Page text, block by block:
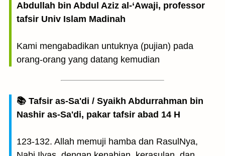
Abdullah bin Abdul Aziz al-‘Awaji, professor
tafsir Univ Islam Madinah
Kami mengabadikan untuknya (pujian) pada
orang-orang yang datang kemudian
📚 Tafsir as-Sa'di / Syaikh Abdurrahman bin
Nashir as-Sa'di, pakar tafsir abad 14 H
123-132. Allah memuji hamba dan RasulNya,